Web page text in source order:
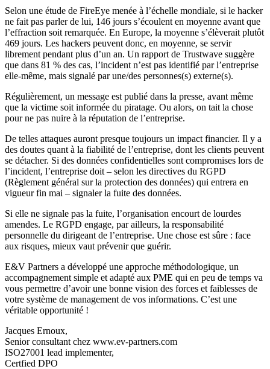
Selon une étude de FireEye menée à l’échelle mondiale, si le hacker
ne fait pas parler de lui, 146 jours s’écoulent en moyenne avant que
l’effraction soit remarquée. En Europe, la moyenne s’élèverait plutôt
469 jours. Les hackers peuvent donc, en moyenne, se servir
librement pendant plus d’un an. Un rapport de Trustwave suggère
que dans 81 % des cas, l’incident n’est pas identifié par l’entreprise
elle-même, mais signalé par une/des personnes(s) externe(s).
Régulièrement, un message est publié dans la presse, avant même
que la victime soit informée du piratage. Ou alors, on tait la chose
pour ne pas nuire à la réputation de l’entreprise.
De telles attaques auront presque toujours un impact financier. Il y a
des doutes quant à la fiabilité de l’entreprise, dont les clients peuvent
se détacher. Si des données confidentielles sont compromises lors de
l’incident, l’entreprise doit – selon les directives du RGPD
(Règlement général sur la protection des données) qui entrera en
vigueur fin mai – signaler la fuite des données.
Si elle ne signale pas la fuite, l’organisation encourt de lourdes
amendes. Le RGPD engage, par ailleurs, la responsabilité
personnelle du dirigeant de l’entreprise. Une chose est sûre : face
aux risques, mieux vaut prévenir que guérir.
E&V Partners a développé une approche méthodologique, un
accompagnement simple et adapté aux PME qui en peu de temps va
vous permettre d’avoir une bonne vision des forces et faiblesses de
votre système de management de vos informations. C’est une
véritable opportunité !
Jacques Ernoux,
Senior consultant chez www.ev-partners.com
ISO27001 lead implementer,
Certfied DPO